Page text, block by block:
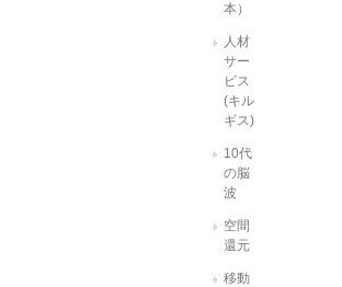
本）
人材
サー
ビス
(キル
ギス)
10代
の脳
波
空間
還元
移動